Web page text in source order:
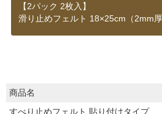
【2パック 2枚入】
滑り止めフェルト 18×25cm（2mm厚
商品名
すべり止めフェルト 貼り付けタイプ